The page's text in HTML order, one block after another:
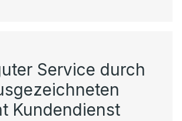
Service durch
Kundendienst